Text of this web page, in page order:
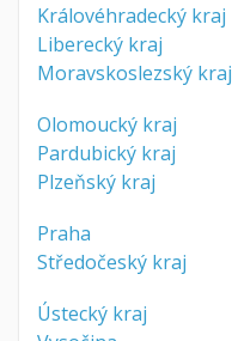
Královéhradecký kraj
Liberecký kraj
Moravskoslezský kraj
Olomoucký kraj
Pardubický kraj
Plzeňský kraj
Praha
Středočeský kraj
Ústecký kraj